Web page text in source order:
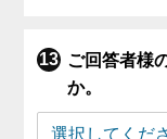
ご回答者様
か。